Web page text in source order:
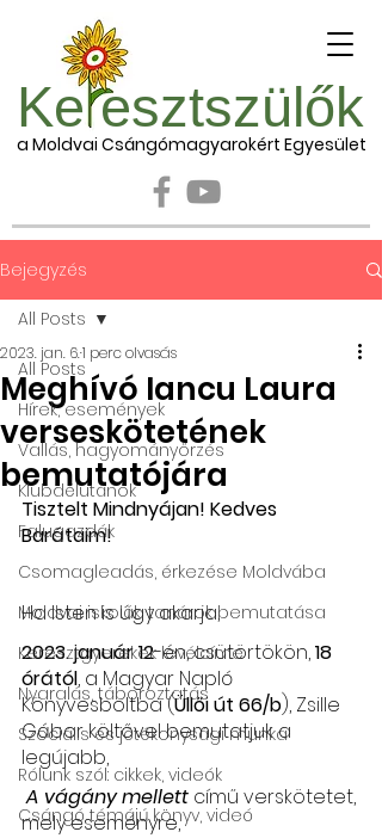
Ke esztszülők
a Moldvai Csángómagyarokért Egyesület
Bejegyzés
All Posts
Hírek, események
Vallás, hagyományőrzés
Klubdélutánok
Falugazdák
Csomagleadás, érkezése Moldvába
Moldvai iskolák, tanárok bemutatása
Keresztgyerekek levélcíme
Nyaralás, táboroztatás
Szociális és jótékonysági munka
Rólunk szól: cikkek, videók
Csángó témájú könyv, videó
All Posts
Meghívó Iancu Laura
verseskötetének
bemutatójára
2023. jan. 6.1 perc olvasás
Tisztelt Mindnyájan! Kedves
Barátaim!
Ha Isten is úgy akarja,
2023. január 12-én, csütörtökön, 18
órától, a Magyar Napló
Könyvesboltba (Üllői út 66/b), Zsille
Gábor költővel bemutatjuk a
legújabb,
A vágány mellett című verskötetet,
mely eseményre,